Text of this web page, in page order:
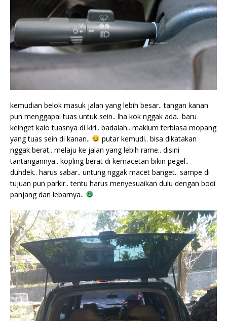
kemudian belok masuk jalan yang lebih besar.. tangan kanan
pun menggapai tuas untuk sein.. lha kok nggak ada.. baru
keinget kalo tuasnya di kiri.. badalah.. maklum terbiasa mopang
yang tuas sein di kanan..
putar kemudi.. bisa dikatakan
nggak berat.. melaju ke jalan yang lebih rame.. disini
tantangannya.. kopling berat di kemacetan bikin pegel..
duhdek.. harus sabar.. untung nggak macet banget.. sampe di
tujuan pun parkir.. tentu harus menyesuaikan dulu dengan bodi
panjang dan lebarnya..